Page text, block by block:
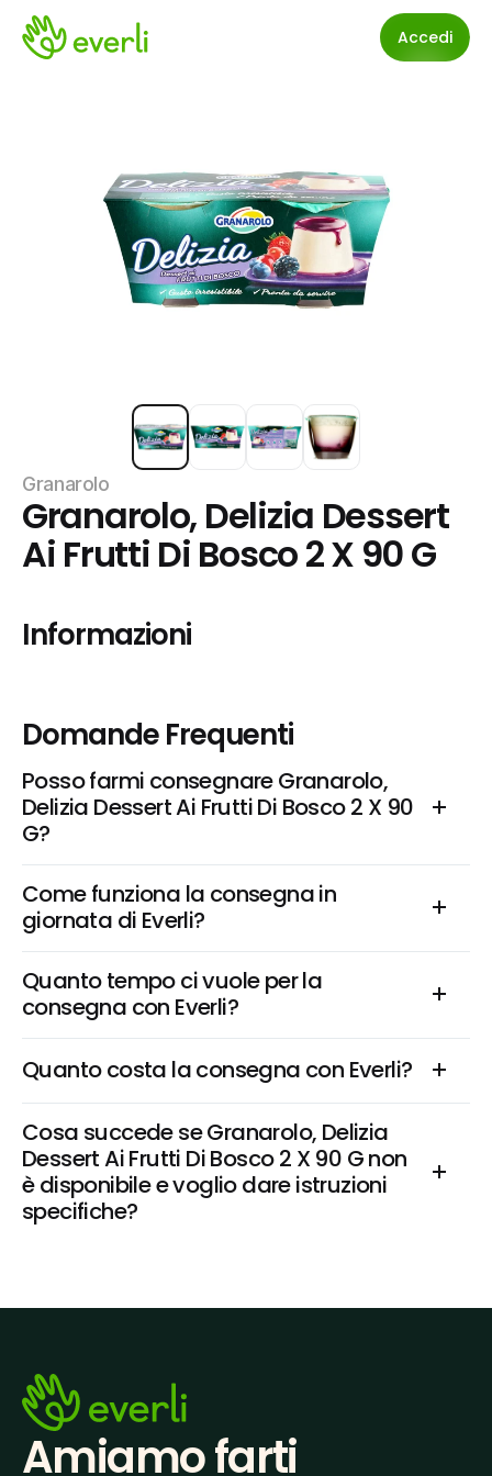
Accedi
Granarolo
Granarolo, Delizia Dessert
Ai Frutti Di Bosco 2 X 90 G
Informazioni
Domande Frequenti
Posso farmi consegnare Granarolo,
Delizia Dessert Ai Frutti Di Bosco 2 X 90
G?
Come funziona la consegna in
giornata di Everli?
Quanto tempo ci vuole per la
consegna con Everli?
Quanto costa la consegna con Everli?
Cosa succede se Granarolo, Delizia
Dessert Ai Frutti Di Bosco 2 X 90 G non
è disponibile e voglio dare istruzioni
specifiche?
Amiamo farti